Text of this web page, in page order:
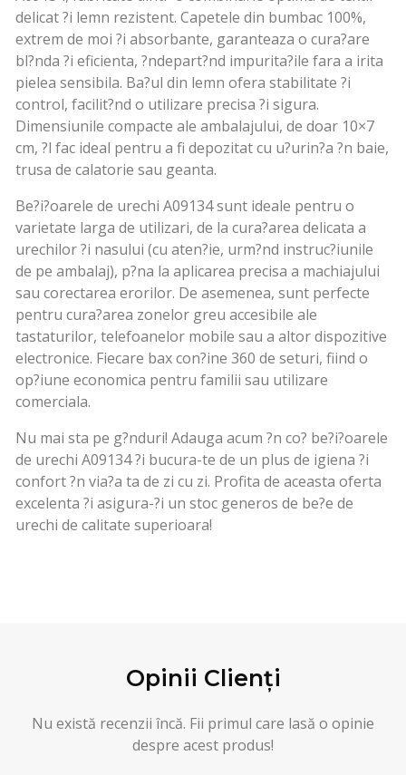
delicat ?i lemn rezistent. Capetele din bumbac 100%,
extrem de moi ?i absorbante, garanteaza o cura?are
bl?nda ?i eficienta, ?ndepart?nd impurita?ile fara a irita
pielea sensibila. Ba?ul din lemn ofera stabilitate ?i
control, facilit?nd o utilizare precisa ?i sigura.
Dimensiunile compacte ale ambalajului, de doar 10×7
cm, ?l fac ideal pentru a fi depozitat cu u?urin?a ?n baie,
trusa de calatorie sau geanta.
Be?i?oarele de urechi A09134 sunt ideale pentru o
varietate larga de utilizari, de la cura?area delicata a
urechilor ?i nasului (cu aten?ie, urm?nd instruc?iunile
de pe ambalaj), p?na la aplicarea precisa a machiajului
sau corectarea erorilor. De asemenea, sunt perfecte
pentru cura?area zonelor greu accesibile ale
tastaturilor, telefoanelor mobile sau a altor dispozitive
electronice. Fiecare bax con?ine 360 de seturi, fiind o
op?iune economica pentru familii sau utilizare
comerciala.
Nu mai sta pe g?nduri! Adauga acum ?n co? be?i?oarele
de urechi A09134 ?i bucura-te de un plus de igiena ?i
confort ?n via?a ta de zi cu zi. Profita de aceasta oferta
excelenta ?i asigura-?i un stoc generos de be?e de
urechi de calitate superioara!
Opinii Clienți
Nu există recenzii încă. Fii primul care lasă o opinie
despre acest produs!